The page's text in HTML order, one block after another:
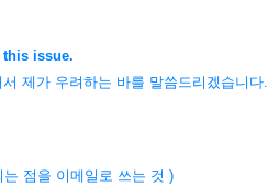
this issue.
는 바를 말씀드리겠습니다.
점을 이메일로 쓰는 것 )